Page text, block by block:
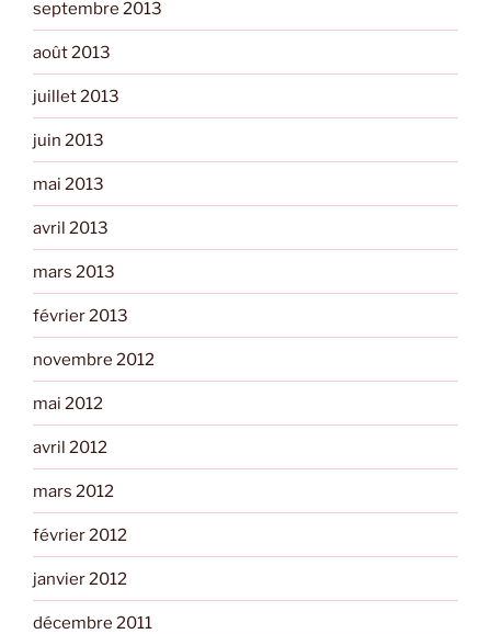
septembre 2013
août 2013
juillet 2013
juin 2013
mai 2013
avril 2013
mars 2013
février 2013
novembre 2012
mai 2012
avril 2012
mars 2012
février 2012
janvier 2012
décembre 2011